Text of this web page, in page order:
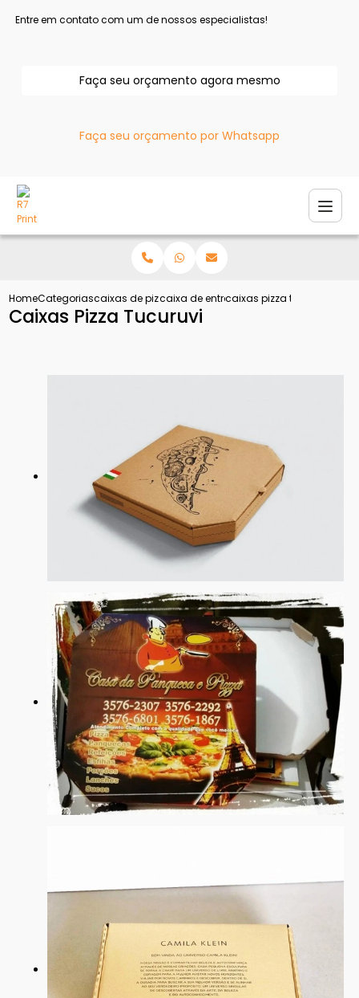
Entre em contato com um de nossos especialistas!
Faça seu orçamento agora mesmo
Faça seu orçamento por Whatsapp
HomeCategoriascaixas de pizzacaixa de entregar pizzacaixas pizza tucuruvi
Caixas Pizza Tucuruvi